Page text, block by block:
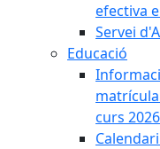
efectiva
Servei
Educació
curs